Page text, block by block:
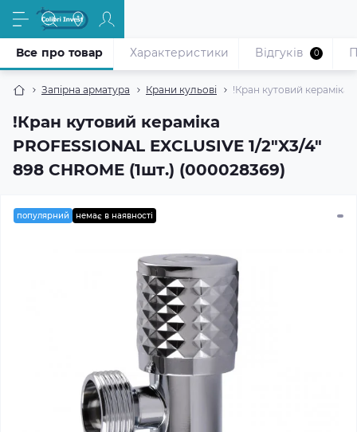
Запірна арматура Крани кульові !Кран кутовий кераміка
!Кран кутовий кераміка
PROFESSIONAL EXCLUSIVE 1/2″X3/4″
898 CHROME (1шт.) (000028369)
Все про товар Характеристики Відгуків 0
популярний немає в наявності